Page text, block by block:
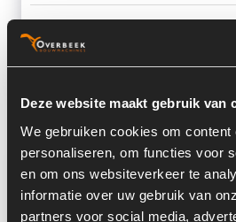
Deze website maakt gebruik van
We gebruiken cookies om content
personaliseren, om functies voor
en om ons websiteverkeer te
informatie over uw gebruik van
partners voor social media,
Onderdeel Type:
Onderdeel nummer:
Informatie
Locatie: